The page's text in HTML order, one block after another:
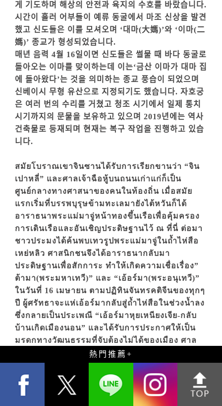
게 기도하며 해상의 안전과 육지의 수호를 바랐습니다.
시간이 흘러 어부들이 예류 동굴에서 마조 신상을 발견
했고 신도들은 이를 모셔오며 ‘대마(大媽)’와 ‘이마(二
媽)’ 종교가 형성되었습니다.
매년 음력 4월 16일이면 신도들은 썰물 때 바다 동굴로
돌아오는 이마를 맞이하는데 이는‘금산 이마가 대마 집
에 돌아왔다’는 것을 의미하는 종교 풍습이 되었으며
신베이시 무형 유산으로 지정되기도 했습니다. 자호궁
은 여러 번의 수리를 거쳤고 청조 시기에서 일제 통치
시기까지의 문물을 보유하고 있으며 2019년에는 역사
건축물로 등재되며 현재는 복구 작업을 진행하고 있습
니다.
สมัยโบราณเขาจินซานได้รับการเรียกขานว่า “จิน
เปาหลี่” และศาลเจ้าฉือหู้บนถนนเก่าแก่ก็เป็น
ศูนย์กลางทางศาสนาของคนในท้องถิ่น เมื่อสมัย
แรกเริ่มที่บรรพบุรุษข้ามทะเลมายังไต้หวันก็ได้
อาราธนาพระแม่มาจู่หน้าทองขึ้นเรือเพื่อคุ้มครอง
การเดินเรือและอันเชิญประดิษฐานไว้ ณ ที่นี่ ต่อมา
ชาวประมงได้ค้นพบเทวรูปพระแม่มาจู่ในถ้ำไห่สือ
เหย่หลิว ศาสนิกชนจึงได้อาราธนากลับมา
ประดิษฐานเพื่อสักการะ ทำให้เกิดความเชื่อเรื่อง”
ต้ามา(พระมหาเทวี)” และ “เอ้อร์มา(พระอนุเทวี)”
ในวันที่ 16 เมษายน ตามปฏิทินจันทรคติจีนของทุกๆ
ปี ผู้ศรัทธาจะแห่เอ้อร์มากลับสู่ถ้ำไห่สือในช่วงน้ำลง
ซึ่งกลายเป็นประเพณี “เอ้อร์มาหุยเหนียงเจีย-กลับ
บ้านเกิดเมืองนอน” และได้รับการประกาศให้เป็น
มรดกทางวัฒนธรรมที่จับต้องไม่ได้ของเมือง ศาล
เจ้าฉือหู้ได้รับการบูรณะหลายครั้ง แต่ก็ยังคงรักษา
โบราณวัตถุตั้งแต่สมัยราชวงศ์ชิงจนถึงยุค
อาณานิคมของญี่ปุ่นไว้ได้ ศาลเจ้าแห่งนี้ได้รับการ
จดทะเบียนเป็นอาคารประวัติศาสตร์ในปี 2019 และ
ขณะนี้อยู่ระหว่างการบูรณะซ่อมแซม
熱門推薦